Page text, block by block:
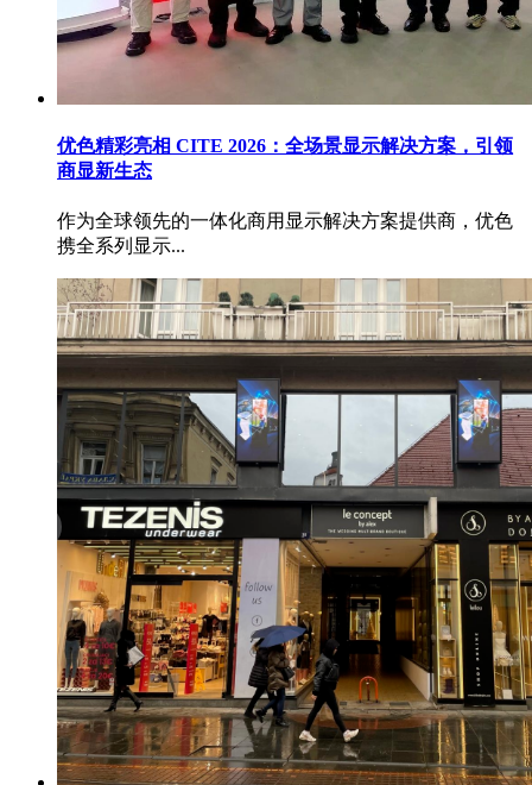
优色精彩亮相 CITE 2026：全场景显示解决方案，引领
商显新生态
作为全球领先的一体化商用显示解决方案提供商，优色
携全系列显示...